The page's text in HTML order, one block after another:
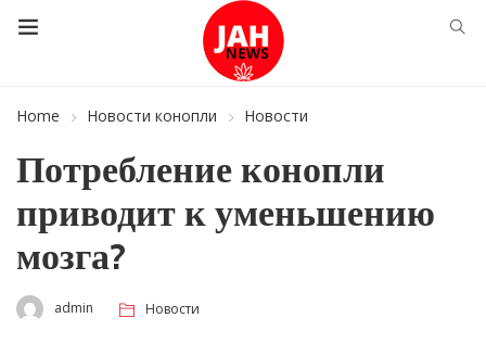
Home Новости конопли Новости
Потребление конопли
приводит к уменьшению
мозга?
admin Новости